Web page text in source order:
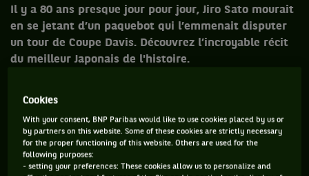
Il y a 80 ans presque jour pour jour, Jiro Sato mourait
en se jetant d’un paquebot qui l’emmenait disputer
un tour de Coupe Davis. Découvrez l’incroyable récit
du meilleur Japonais de l'histoire.
Il y a 80 ans, Jiro Sato mourait en se jetant
d’un paquebot qui l’emmenait disputer un
tour de Coupe Davis. Un suicide qui a
profondément marqué à l’époque : la
Cookies
With your consent, BNP Paribas would like to use cookies placed by us or
by partners on this website. Some of these cookies are strictly necessary
for the proper functioning of this website. Others are used for the
following purposes:
- setting your preferences: These cookies allow us to personalize and